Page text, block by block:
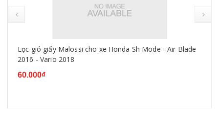
Lọc gió giấy Malossi cho xe Honda Sh Mode - Air Blade
2016 - Vario 2018
60.000₫